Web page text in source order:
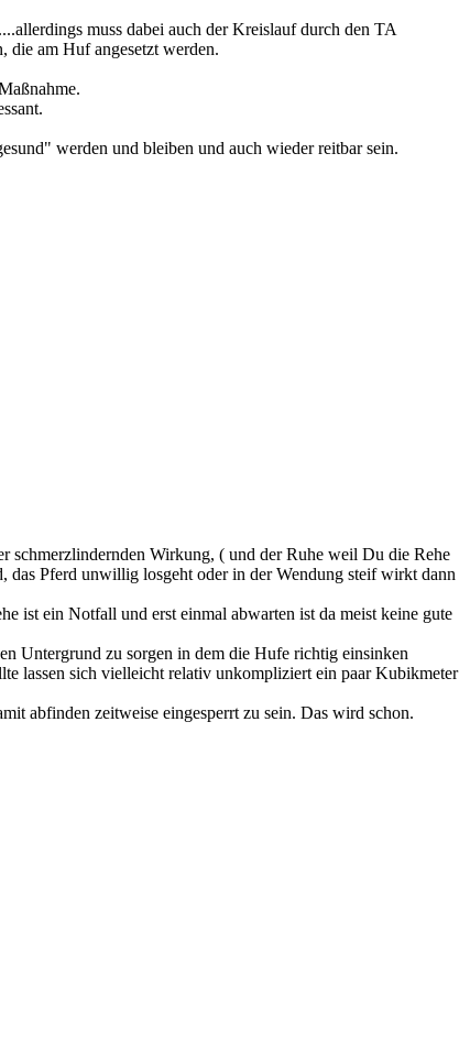
muss dabei auch der Kreislauf durch den TA
die am Huf angesetzt werden.
werden und bleiben und auch wieder reitbar sein.
schmerzlindernden Wirkung, ( und der Ruhe weil Du die Rehe
das Pferd unwillig losgeht oder in der Wendung steif wirkt dann
ist ein Notfall und erst einmal abwarten ist da meist keine gute
Untergrund zu sorgen in dem die Hufe richtig einsinken
lassen sich vielleicht relativ unkompliziert ein paar Kubikmeter
abfinden zeitweise eingesperrt zu sein. Das wird schon.